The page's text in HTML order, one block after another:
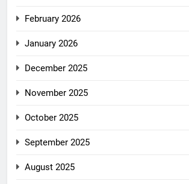
February 2026
January 2026
December 2025
November 2025
October 2025
September 2025
August 2025